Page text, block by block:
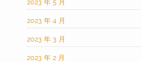
2023 年 5 月
2023 年 4 月
2023 年 3 月
2023 年 2 月